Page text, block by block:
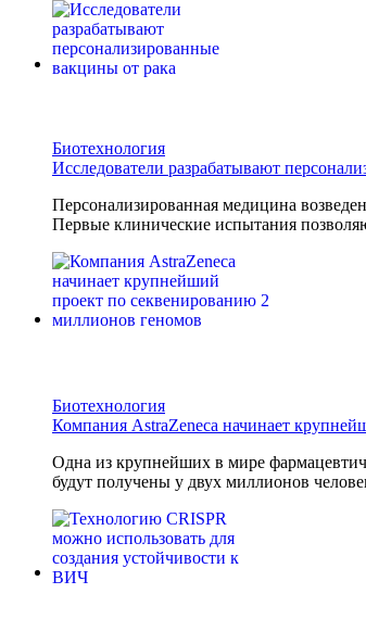
Биотехнология
Исследователи разрабатывают
Персонализированная медицина
Первые клинические испытания
Биотехнология
Компания AstraZeneca начинает
Одна из крупнейших в мире
будут получены у двух миллионов